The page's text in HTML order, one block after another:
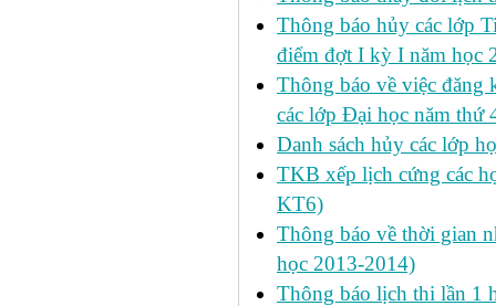
Thông báo hủy các lớp
điểm đợt I kỳ I năm học
Thông báo về việc đăng
các lớp Đại học năm thứ
Danh sách hủy các lớp
TKB xếp lịch cứng các
KT6)
Thông báo về thời gian
học 2013-2014)
Thông báo lịch thi lần 1